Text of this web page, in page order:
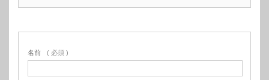
名前 ( 必須 )